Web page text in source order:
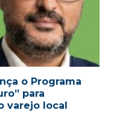
o Programa
para
varejo local